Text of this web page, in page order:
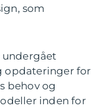
som
undergået
opdateringer for
behov og
inden for